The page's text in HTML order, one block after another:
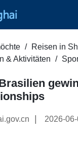
Reisen in
& Aktivitäten
2026-